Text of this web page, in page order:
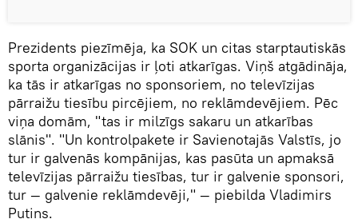
Prezidents piezīmēja, ka SOK un citas starptautiskās
sporta organizācijas ir ļoti atkarīgas. Viņš atgādināja,
ka tās ir atkarīgas no sponsoriem, no televīzijas
pārraižu tiesību pircējiem, no reklāmdevējiem. Pēc
viņa domām, "tas ir milzīgs sakaru un atkarības
slānis". "Un kontrolpakete ir Savienotajās Valstīs, jo
tur ir galvenās kompānijas, kas pasūta un apmaksā
televīzijas pārraižu tiesības, tur ir galvenie sponsori,
tur — galvenie reklāmdevēji," — piebilda Vladimirs
Putins.